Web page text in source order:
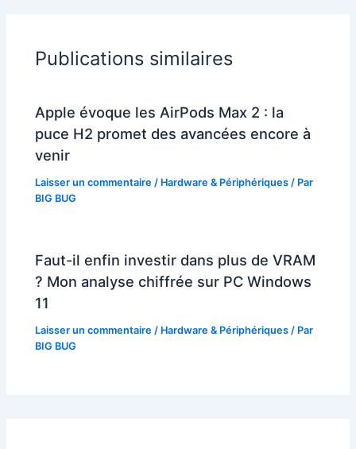
Publications similaires
Apple évoque les AirPods Max 2 : la
puce H2 promet des avancées encore à
venir
Laisser un commentaire / Hardware & Périphériques / Par
BIG BUG
Faut-il enfin investir dans plus de VRAM
? Mon analyse chiffrée sur PC Windows
11
Laisser un commentaire / Hardware & Périphériques / Par
BIG BUG